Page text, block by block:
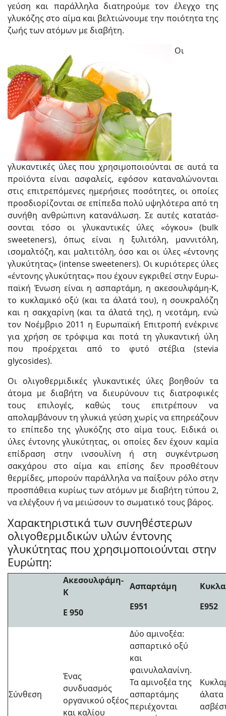
γεύση και παράλληλα διατηρούμε τον έλεγχο της
γλυκόζης στο αίμα και βελτιώνουμε την ποιό­τητα της
ζωής των ατόμων με διαβήτη.
Οι
γλυκαντικές ύλες που χρησιμοποιούνται σε αυτά τα
προϊόντα είναι ασφαλείς, εφόσον καταναλώνονται
στις επιτρεπόμενες ημερή­σιες ποσότητες, οι οποίες
προσδιορίζονται σε επίπεδα πολύ υψηλότερα από τη
συνήθη ανθρώπινη κατανάλωση. Σε αυτές κατατάσ­
σονται τόσο οι γλυκαντικές ύλες «όγκου» (bulk
sweeteners), όπως είναι η ξυλιτόλη, μαννιτόλη,
ισομαλτόζη, και μαλτιτόλη, όσο και οι ύλες «έντονης
γλυκύτητας» (intense sweeteners). Οι κυριότερες ύλες
«έντονης γλυκύτητας» που έχουν εγκριθεί στην Ευρω­
παϊκή Ένωση είναι η ασπαρτάμη, η ακεσουλφάμη-Κ,
το κυκλαμικό οξύ (και τα άλατά του), η σουκραλόζη
και η σακχαρίνη (και τα άλατά της), η νεοτάμη, ενώ
τον Νοέμβριο 2011 η Ευρωπαϊκή Επιτροπή ενέκρινε
για χρήση σε τρόφιμα και ποτά τη γλυκαντική ύλη
που προέρχεται από το φυτό στέβια (stevia
glycosides).
Οι ολιγοθερμιδικές γλυκαντικές ύλες βοηθούν τα
άτομα με διαβήτη να διευρύνουν τις διατροφικές
τους επιλογές, καθώς τους επιτρέπουν να
απολαμβάνουν τη γλυκιά γεύση χωρίς να επηρεάζουν
το επίπεδο της γλυκόζης στο αίμα τους. Ειδικά οι
ύλες έντονης γλυκύτητας, οι οποίες δεν έχουν καμία
επίδραση στην ινσουλίνη ή στη συγκέντρωση
σακχάρου στο αίμα και επίσης δεν προσθέτουν
θερμίδες, μπορούν παράλληλα να παίξουν ρόλο στην
προσπάθεια κυρίως των ατόμων με διαβήτη τύπου 2,
να ελέγξουν ή να μειώσουν το σωματικό τους βάρος.
Χαρακτηριστικά των συνηθέστερων
ολιγοθερμιδικών υλών έντονης
γλυκύτητας που χρησιμοποιούνται στην
Ευρώπη:
Ακεσουλφάμη-
Κ
Ε 950
Ασπαρτάμη
Ε951
Ε952
Σύνθεση
Ένας
συνδυασμός
οργανικού οξέος
και καλίου
Δύο αμινοξέα:
ασπαρτικό οξύ
και
φαινυλαλανίνη.
Τα αμινοξέα της
ασπαρτάμης
περιέχονται
άλατα